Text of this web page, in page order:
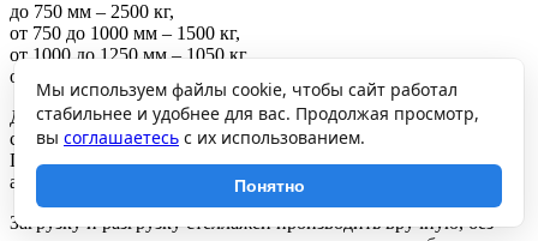
до 750 мм – 2500 кг,
от 750 до 1000 мм – 1500 кг,
от 1000 до 1250 мм – 1050 кг,
от 1250 до 2000 мм – 500 кг.
Допускается собирать стеллажи в линию с общей средней
стойкой. Грузоподъемность стеллажей при этом не снижается.
При эксплуатации стеллажей закрепление рам стеллажей
анкерными болтами обязательно.
Загрузку и разгрузку стеллажей производить вручную, без
Мы используем файлы cookie, чтобы сайт работал
стабильнее и удобнее для вас. Продолжая просмотр,
вы соглашаетесь с их использованием.
Понятно